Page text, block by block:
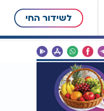
לשידור החי